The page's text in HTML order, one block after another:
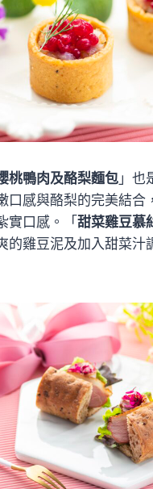
桃鴨肉及酪梨麵包 」也
口感與酪梨的完美結合
實口感。「 甜菜雞豆慕
的雞豆泥及加入甜菜汁